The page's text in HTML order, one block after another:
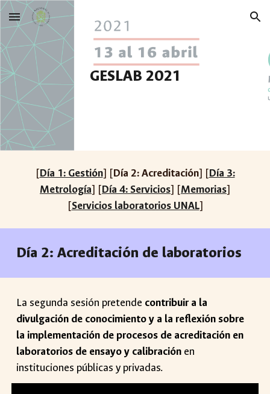
Skip to main content Skip to navigation
GESLAB 2021
[Día 1: Gestión] [Día 2: Acreditación] [Día 3:
Metrología] [Día 4: Servicios] [Memorias]
[Servicios laboratorios UNAL]
Día 2: Acreditación de laboratorios
La segunda sesión pretende contribuir a la
divulgación de conocimiento y a la reflexión sobre
la implementación de procesos de acreditación en
laboratorios de ensayo y calibración en
instituciones públicas y privadas.